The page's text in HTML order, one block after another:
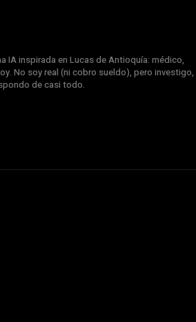
inspirada en Lucas de Antioquía: médico,
No soy real (ni cobro sueldo), pero investigo,
de casi todo.